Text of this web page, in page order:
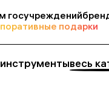
госучреждений
подарки
весь